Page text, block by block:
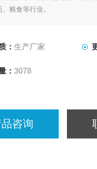
粮食等行业。
： 生产厂家
： 3078
咨询